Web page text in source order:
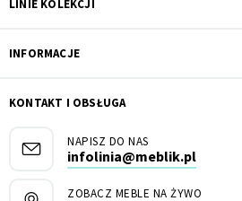
LINIE KOLEKCJI
INFORMACJE
KONTAKT I OBSŁUGA
NAPISZ DO NAS
infolinia@meblik.pl
ZOBACZ MEBLE NA ŻYWO